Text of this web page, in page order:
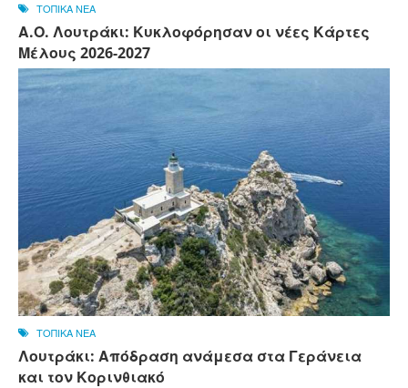
ΤΟΠΙΚΑ ΝΕΑ
Α.Ο. Λουτράκι: Κυκλοφόρησαν οι νέες Κάρτες
Μέλους 2026-2027
ΤΟΠΙΚΑ ΝΕΑ
Λουτράκι: Απόδραση ανάμεσα στα Γεράνεια
και τον Κορινθιακό